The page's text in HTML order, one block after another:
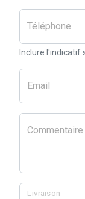
Téléphone
Inclure l'indicatif
Email
Commentaire
Livraison